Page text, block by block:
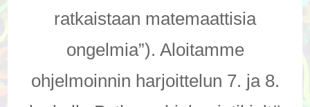
ratkaistaan matemaattisia
ongelmia”). Aloitamme
ohjelmoinnin harjoittelun 7. ja 8.